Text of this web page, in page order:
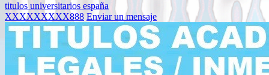
titulosuniversitarios españa
XXXXXXXXX888 Enviar un mensaje